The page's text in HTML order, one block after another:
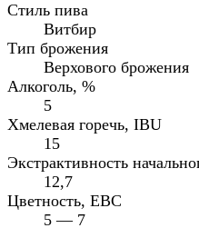
Стиль пива
Витбир
Тип брожения
Верхового брожения
Алкоголь, %
5
Хмелевая горечь, IBU
15
Экстрактивность
12,7
Цветность, EBC
5 — 7